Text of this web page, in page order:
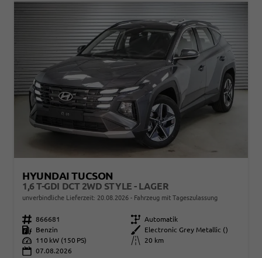
HYUNDAI TUCSON
1,6 T-GDI DCT 2WD STYLE - LAGER
unverbindliche Lieferzeit: 20.08.2026 Fahrzeug mit Tageszulassung
Fahrzeugnr. 866681 Getriebe Automatik
Kraftstoff
Benzin Außenfarbe
Electronic Grey Metallic ()
Leistung
110 kW (150 PS) Kilometerstand
20 km
07.08.2026